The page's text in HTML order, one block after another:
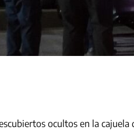
ocultos en la